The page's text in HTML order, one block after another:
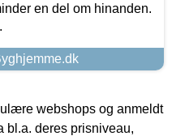
en del om hinanden.
webshops og anmeldt
bl.a. deres prisniveau,